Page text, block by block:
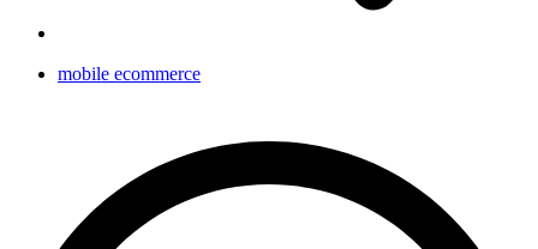
mobile ecommerce